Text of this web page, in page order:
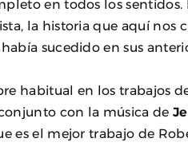
en todos los
la historia que aquí nos
sucedido en sus
habitual en los trabajos
con la música de
es el mejor trabajo de